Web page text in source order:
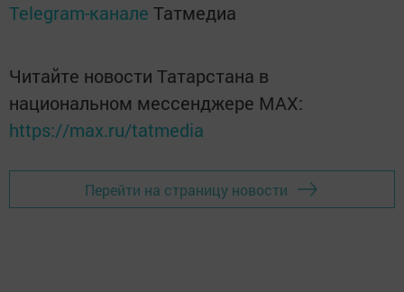
Telegram-канале Татмедиа
Читайте новости Татарстана в
национальном мессенджере MАХ:
https://max.ru/tatmedia
Перейти на страницу новости